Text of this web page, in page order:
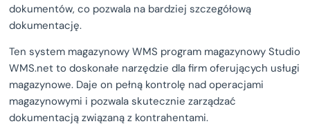
dokumentów, co pozwala na bardziej szczegółową
dokumentację.
Ten system magazynowy WMS program magazynowy Studio
WMS.net to doskonałe narzędzie dla firm oferujących usługi
magazynowe. Daje on pełną kontrolę nad operacjami
magazynowymi i pozwala skutecznie zarządzać
dokumentacją związaną z kontrahentami.